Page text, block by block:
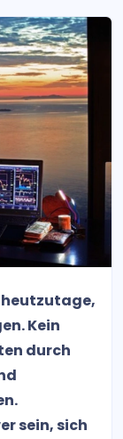
heutzutage,
Kein
durch
sein, sich